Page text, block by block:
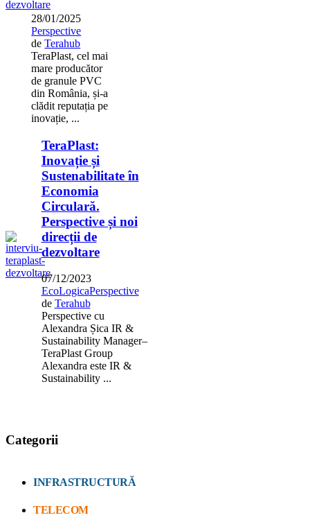
28/01/2025
Perspective
de Terahub
TeraPlast, cel mai
mare producător
de granule PVC
din România, și-a
clădit reputația pe
inovație, ...
TeraPlast:
Inovație și
Sustenabilitate în
Economia
Circulară.
Perspective și noi
direcții de
dezvoltare
07/12/2023
EcoLogicaPerspective
de Terahub
Perspective cu
Alexandra Șica IR &
Sustainability Manager–
TeraPlast Group
Alexandra este IR &
Sustainability ...
Categorii
INFRASTRUCTURĂ
TELECOM